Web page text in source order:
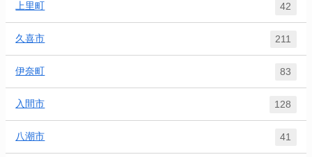
上里町 42
久喜市 211
伊奈町 83
入間市 128
八潮市 41